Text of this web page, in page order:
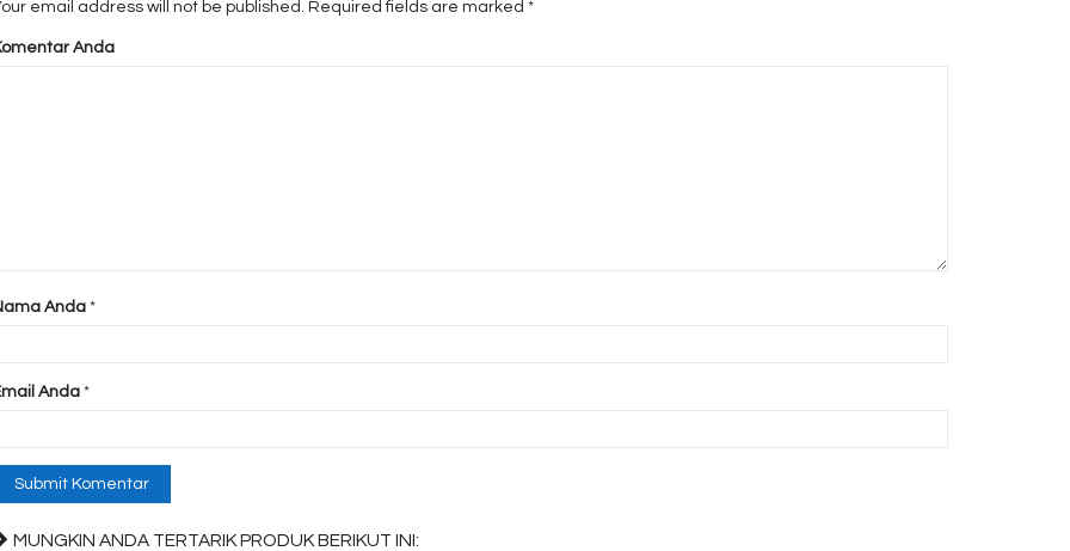
email address will not be published. Required fields are marked*
Anda
Anda *
Anda *
MUNGKIN ANDA TERTARIK PRODUK BERIKUT INI: